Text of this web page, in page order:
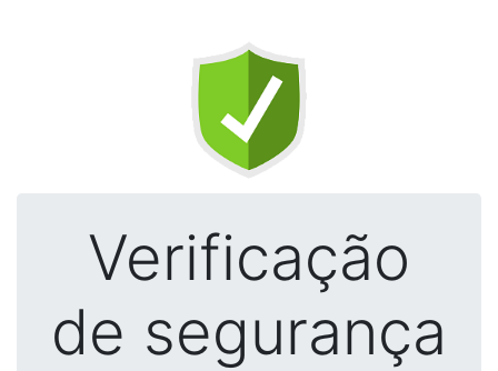
Verificação
de segurança